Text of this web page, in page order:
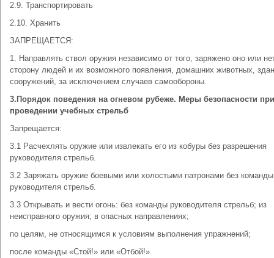
2.9. Транспортировать
2.10. Хранить
ЗАПРЕЩАЕТСЯ:
1. Направлять ствол оружия независимо от того, заряжено оно или
сторону людей и их возможного появления, домашних животных,
сооружений, за исключением случаев самообороны.
3.Порядок поведения на огневом рубеже. Меры безопасности при
проведении учебных стрельб
Запрещается:
3.1 Расчехлять оружие или извлекать его из кобуры без разрешения
руководителя стрельб.
3.2 Заряжать оружие боевыми или холостыми патронами без команды
руководителя стрельб.
3.3 Открывать и вести огонь: без команды руководителя стрельб; из
неисправного оружия; в опасных направлениях;
по целям, не относящимся к условиям выполнения упражнений;
после команды «Стой!» или «Отбой!».